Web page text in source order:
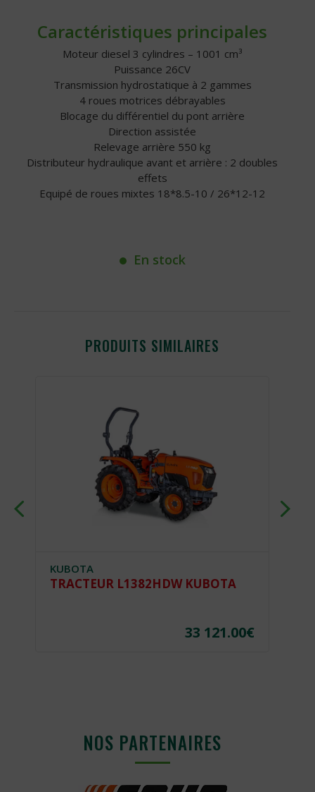
Caractéristiques principales
Moteur diesel 3 cylindres – 1001 cm³
Puissance 26CV
Transmission hydrostatique à 2 gammes
4 roues motrices débrayables
Blocage du différentiel du pont arrière
Direction assistée
Relevage arrière 550 kg
Distributeur hydraulique avant et arrière : 2 doubles
effets
Equipé de roues mixtes 18*8.5-10 / 26*12-12
En stock
PRODUITS SIMILAIRES
L1382HDW KUBOTA
€
NOS PARTENAIRES